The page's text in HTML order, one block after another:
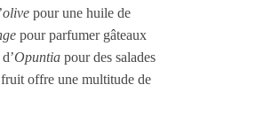
olive pour une huile de
pour parfumer gâteaux
Opuntia pour des salades
offre une multitude de